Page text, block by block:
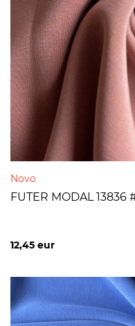
Novo
FUTER MODAL 13836
12,45 eur